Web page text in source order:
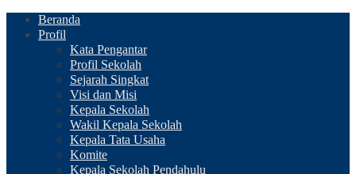
Beranda
Profil
Kata Pengantar
Profil Sekolah
Sejarah Singkat
Visi dan Misi
Kepala Sekolah
Wakil Kepala Sekolah
Kepala Tata Usaha
Komite
Kepala Sekolah Pendahulu